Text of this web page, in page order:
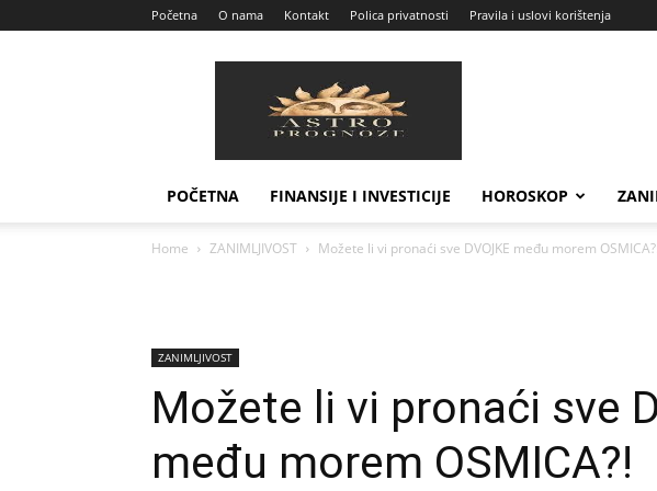
Početna O nama Kontakt Polica privatnosti Pravila i uslovi korištenja
Prognoze
POČETNA FINANSIJE I INVESTICIJE HOROSKOP
Home ZANIMLJIVOST Možete li vi pronaći sve DVOJKE među morem OSMICA?!
ZANIMLJIVOST
Možete li vi pronaći sve
među morem OSMICA?!